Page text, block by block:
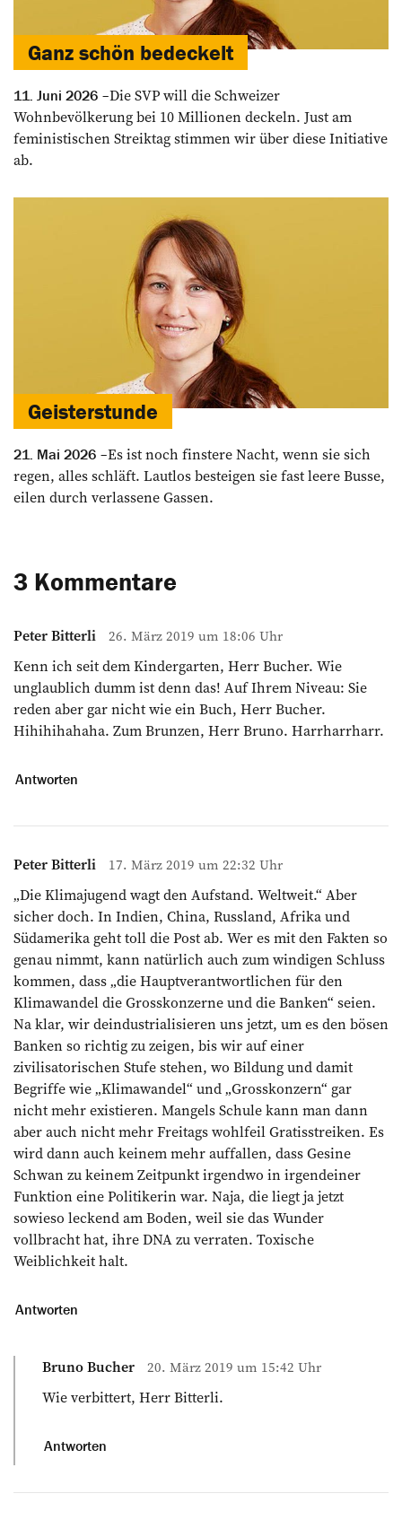
Ganz schön ­bedeckelt
11. Juni 2026
Die SVP will die Schweizer
Wohnbevölkerung bei 10 Millionen deckeln. Just am
feministischen Streiktag stimmen wir über diese Initiative
ab.
Geisterstunde
21. Mai 2026
Es ist noch finstere Nacht, wenn sie sich
regen, alles schläft. Lautlos besteigen sie fast leere Busse,
eilen durch verlassene Gassen.
3 Kommentare
Peter Bitterli 26. März 2019 um 18:06 Uhr
Kenn ich seit dem Kindergarten, Herr Bucher. Wie
unglaublich dumm ist denn das! Auf Ihrem Niveau: Sie
reden aber gar nicht wie ein Buch, Herr Bucher.
Hihihihahaha. Zum Brunzen, Herr Bruno. Harrharrharr.
Antworten
Peter Bitterli 17. März 2019 um 22:32 Uhr
„Die Klimajugend wagt den Aufstand. Weltweit.“ Aber
sicher doch. In Indien, China, Russland, Afrika und
Südamerika geht toll die Post ab. Wer es mit den Fakten so
genau nimmt, kann natürlich auch zum windigen Schluss
kommen, dass „die Hauptverantwortlichen für den
Klimawandel die Grosskonzerne und die Banken“ seien.
Na klar, wir deindustrialisieren uns jetzt, um es den bösen
Banken so richtig zu zeigen, bis wir auf einer
zivilisatorischen Stufe stehen, wo Bildung und damit
Begriffe wie „Klimawandel“ und „Grosskonzern“ gar
nicht mehr existieren. Mangels Schule kann man dann
aber auch nicht mehr Freitags wohlfeil Gratisstreiken. Es
wird dann auch keinem mehr auffallen, dass Gesine
Schwan zu keinem Zeitpunkt irgendwo in irgendeiner
Funktion eine Politikerin war. Naja, die liegt ja jetzt
sowieso leckend am Boden, weil sie das Wunder
vollbracht hat, ihre DNA zu verraten. Toxische
Weiblichkeit halt.
Antworten
Bruno Bucher 20. März 2019 um 15:42 Uhr
Wie verbittert, Herr Bitterli.
Antworten